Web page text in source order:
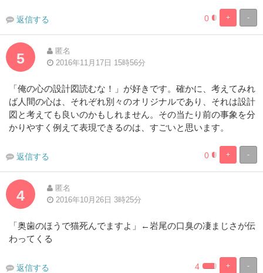
-
+
0
返信する
5
匿名
2016年11月17日 15時56分
「俺の心の設計図読むな！」が好きです。確かに、考えてみれ
ば人間の心は、それぞれ別々のオリジナルであり、それは設計
図と考えても良いのかもしれません。その当たり前の事象を分
かりやすく例えて表現できるのは、すごいと思います。
-
+
0
返信する
4
匿名
2016年10月26日 3時25分
「奥歯のほうで猫死んでますよ」←岩尾の口臭の凄まじさが伝
わってくる
-
+
4
返信する